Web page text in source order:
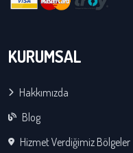
KURUMSAL
Hakkımızda
Blog
Hizmet Verdiğimiz Bölgeler